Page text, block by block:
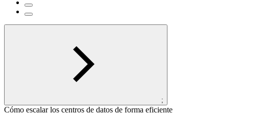
;
Cómo escalar los centros de datos de forma eficiente